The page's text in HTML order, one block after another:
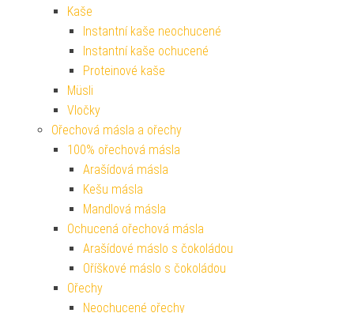
Kaše
Instantní kaše neochucené
Instantní kaše ochucené
Proteinové kaše
Müsli
Vločky
Ořechová másla a ořechy
100% ořechová másla
Arašídová másla
Kešu másla
Mandlová másla
Ochucená ořechová másla
Arašídové máslo s čokoládou
Oříškové máslo s čokoládou
Ořechy
Neochucené ořechy